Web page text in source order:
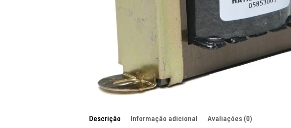
Descrição Informação adicional Avaliações (0)